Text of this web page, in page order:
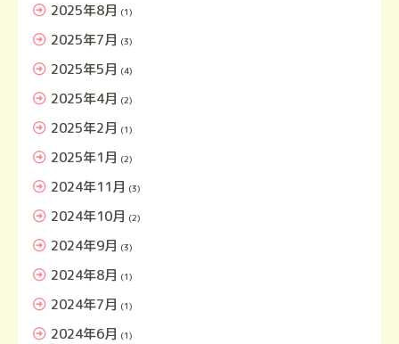
2025年8月 (1)
2025年7月 (3)
2025年5月 (4)
2025年4月 (2)
2025年2月 (1)
2025年1月 (2)
2024年11月 (3)
2024年10月 (2)
2024年9月 (3)
2024年8月 (1)
2024年7月 (1)
2024年6月 (1)